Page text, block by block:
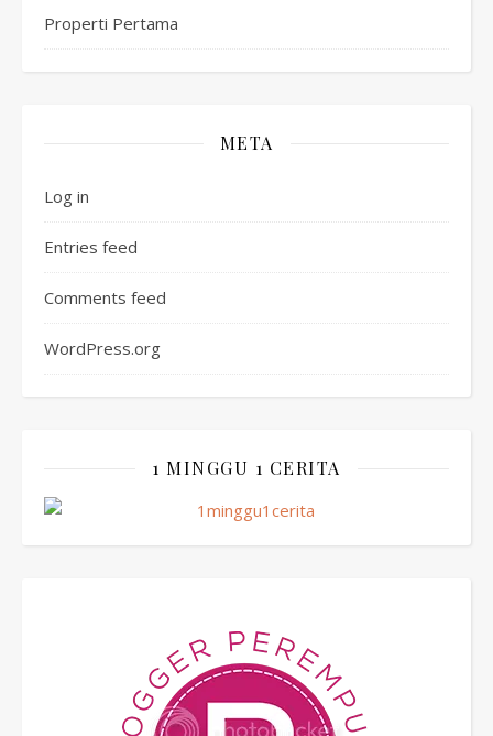
Properti Pertama
META
Log in
Entries feed
Comments feed
WordPress.org
1 MINGGU 1 CERITA